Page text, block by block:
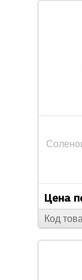
Цена
Код